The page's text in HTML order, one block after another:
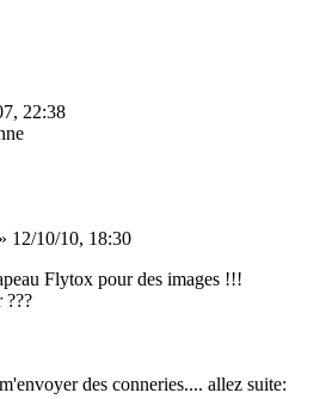
22:38
» 12/10/10, 18:30
Flytox pour des images !!!
???
des conneries.... allez suite: